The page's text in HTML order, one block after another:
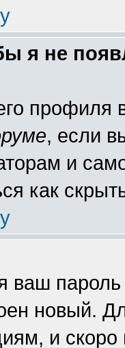
я не
, если
и
как
ваш
новый.
и